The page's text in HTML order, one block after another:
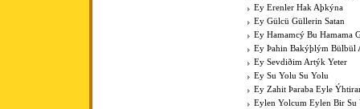
Ey Erenler Hak Aþkýna
Ey Gülcü Güllerin Satan
Ey Hamamcý Bu Hamama
Ey Þahin Bakýþlým Bülbül
Ey Sevdiðim Artýk Yeter
Ey Su Yolu Su Yolu
Ey Zahit Þaraba Eyle
Eylen Yolcum Eylen Bir Su